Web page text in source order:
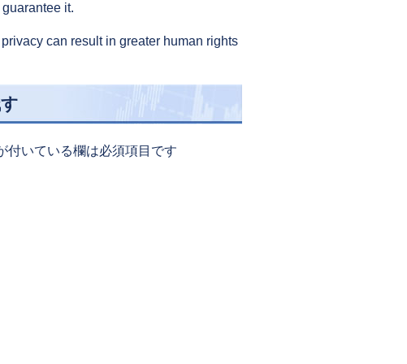
it.
can result in greater human rights
付いている欄は必須項目です